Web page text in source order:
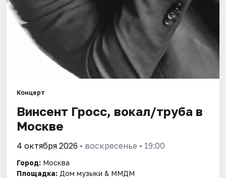
Концерт
Винсент Гросс, вокал/труба в
Москве
4 октября 2026 • воскресенье • 19:00
Город: Москва
Площадка: Дом музыки & ММДМ